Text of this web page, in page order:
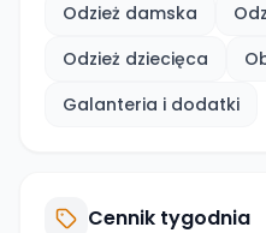
Odzież damska
Odzież dziecięca
Galanteria i dodatki
Cennik tygodnia